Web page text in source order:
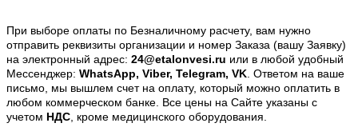
При выборе оплаты по Безналичному расчету, вам нужно
отправить реквизиты организации и номер Заказа (вашу Заявку)
на электронный адрес: 24@etalonvesi.ru или в любой удобный
Мессенджер: WhatsApp, Viber, Telegram, VK. Ответом на ваше
письмо, мы вышлем счет на оплату, который можно оплатить в
любом коммерческом банке. Все цены на Сайте указаны с
учетом НДС, кроме медицинского оборудования.